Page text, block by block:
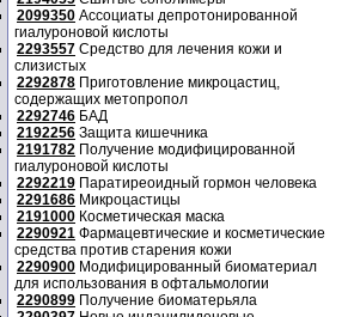
2099350 Ассоциаты депротонированной
гиалуроновой кислоты
2293557 Средство для лечения кожи и
слизистых
2292878 Приготовление микроцастиц,
содержащих метопропол
2292746 БАД
2192256 Защита кишечника
2191782 Получение модифицированной
гиалуроновой кислоты
2292219 Паратиреоидный гормон человека
2291686 Микроцастицы
2191000 Косметическая маска
2290921 Фармацевтические и косметические
средства против старения кожи
2290900 Модифицированный биоматериал
для использования в офтальмологии
2290899 Получение биоматерьяла